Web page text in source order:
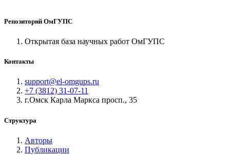
Репозиторий ОмГУПС
Открытая база научных работ ОмГУПС
Контакты
support@el-omgups.ru
+7 (3812) 31-07-11
г.Омск Карла Маркса просп., 35
Структура
Авторы
Публикации